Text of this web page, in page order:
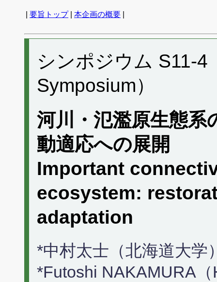
要旨トップ| 本企画の概要
シンポジウム S11-
Symposium）
河川・氾濫原生態系
動適応への展開
Important
ecosystem:
adaptation
*中村太士（北海道大学
*Futoshi NAKAMURA